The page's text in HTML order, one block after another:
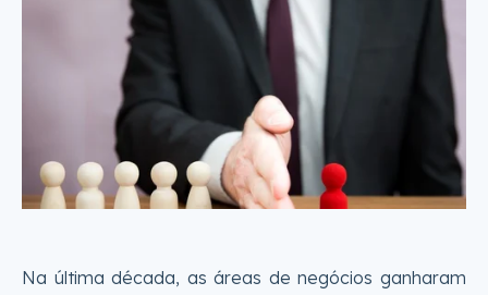
Na última década, as áreas de negócios ganharam